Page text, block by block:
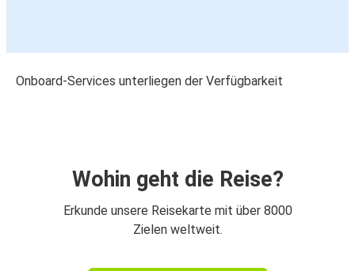
Onboard-Services unterliegen der Verfügbarkeit
Wohin geht die Reise?
Erkunde unsere Reisekarte mit über 8000
Zielen weltweit.